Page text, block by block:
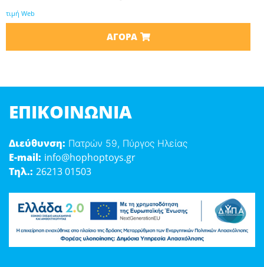
τιμή Web
ΑΓΟΡΆ
ΕΠΙΚΟΙΝΩΝΊΑ
Διεύθυνση: Πατρών 59, Πύργος Ηλείας
E-mail: info@hophoptoys.gr
Τηλ.: 26213 01503